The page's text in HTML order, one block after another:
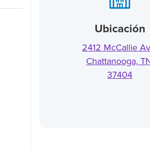
Ubicación
2412 McCallie
Chattanooga,
37404